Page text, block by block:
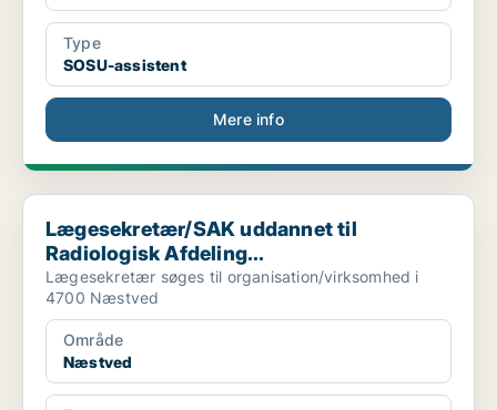
Type
SOSU-assistent
Mere info
Lægesekretær/SAK uddannet til Radiologisk Afdeling...
Lægesekretær/SAK uddannet til
Radiologisk Afdeling...
Lægesekretær søges til organisation/virksomhed i
4700 Næstved
Område
Næstved